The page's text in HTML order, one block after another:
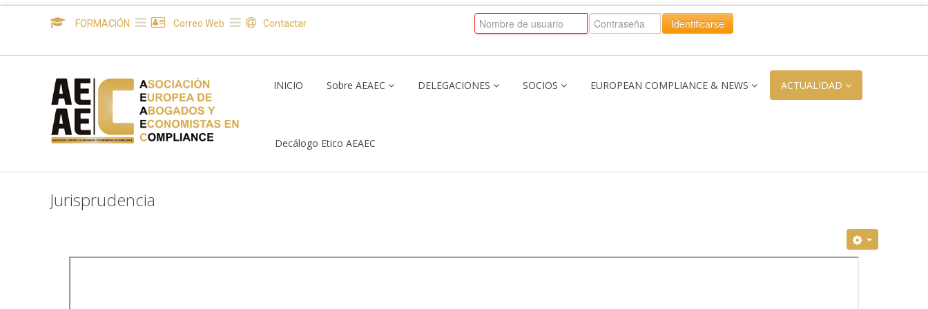
FORMACIÓN Correo Web Contactar Identificarse
INICIO Sobre AEAEC DELEGACIONES SOCIOS EUROPEAN COMPLIANCE & NEWS ACTUALIDAD
Decálogo Etico AEAEC
Jurisprudencia